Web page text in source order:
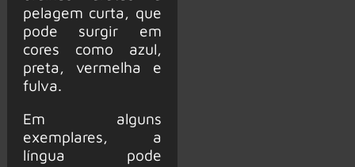
pelagem curta, que
pode surgir em
cores como azul,
preta, vermelha e
fulva.
Em alguns
exemplares, a
língua pode